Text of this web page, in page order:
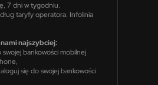
7 dni w tygodniu.
taryfy operatora. Infolinia
najszybciej:
bankowości mobilnej
się do swojej bankowości